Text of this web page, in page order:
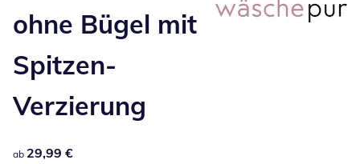
ohne Bügel mit
Spitzen-
Verzierung
29,99 €
ab 29,99 €